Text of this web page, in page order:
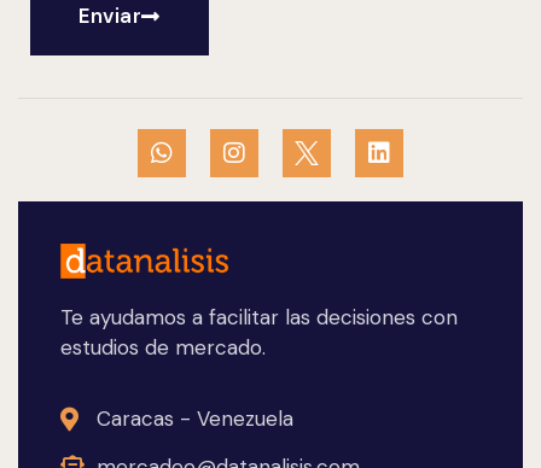
Te ayudamos a facilitar las decisiones con
estudios de mercado.
Caracas - Venezuela
Enviar